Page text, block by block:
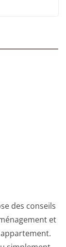
des conseils
et